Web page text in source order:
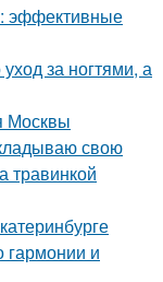
эффективные
за ногтями, а
Москвы
свою
травинкой
гармонии и